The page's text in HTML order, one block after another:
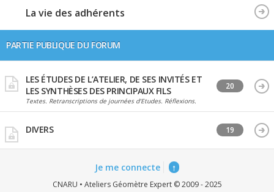
La vie des adhérents
PARTIE PUBLIQUE DU FORUM
LES ÉTUDES DE L’ATELIER, DE SES INVITÉS ET
LES SYNTHÈSES DES PRINCIPAUX FILS
Textes. Retranscriptions de journées d’Etudes. Réflexions.
20
DIVERS 19
Je me connecte ↑
CNARU • Ateliers Géomètre Expert © 2009 - 2025